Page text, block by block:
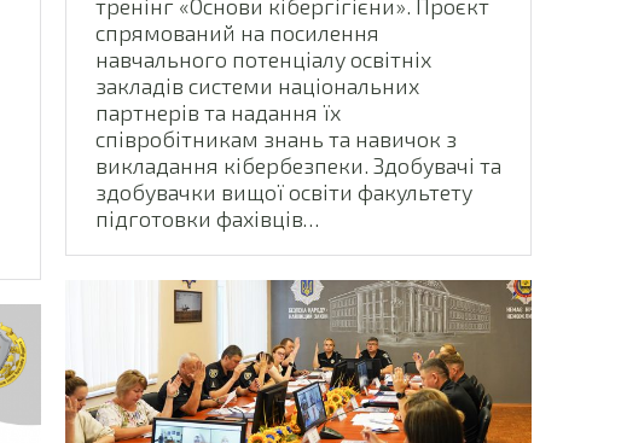
тренінг «Основи кібергігієни». Проєкт
спрямований на посилення
навчального потенціалу освітніх
закладів системи національних
партнерів та надання їх
співробітникам знань та навичок з
викладання кібербезпеки. Здобувачі та
здобувачки вищої освіти факультету
підготовки фахівців…